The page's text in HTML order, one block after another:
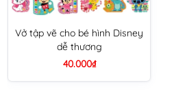
Vở tập vẽ cho bé hình Disney
dễ thương
40.000₫